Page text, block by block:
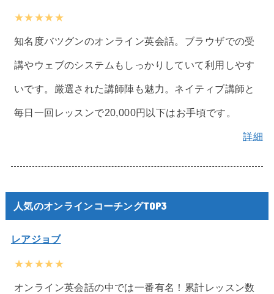
★★★★★
知名度バツグンのオンライン英会話。ブラウザでの受
講やウェブのシステムもしっかりしていて利用しやす
いです。厳選された講師陣も魅力。ネイティブ講師と
毎日一回レッスンで20,000円以下はお手頃です。
詳細
人気のオンラインコーチングTOP3
レアジョブ
★★★★★
オンライン英会話の中では一番有名！累計レッスン数